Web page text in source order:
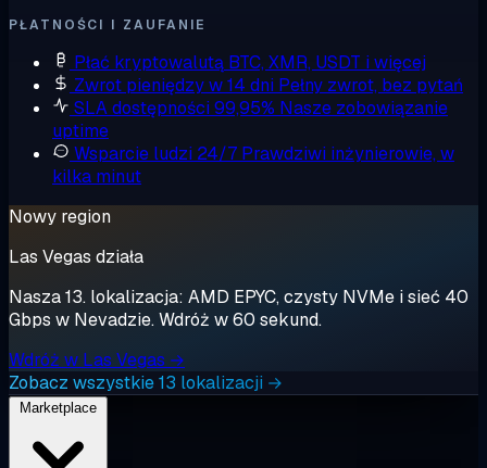
PŁATNOŚCI I ZAUFANIE
Płać kryptowalutą BTC, XMR, USDT i więcej
Zwrot pieniędzy w 14 dni Pełny zwrot, bez pytań
SLA dostępności 99,95% Nasze zobowiązanie
uptime
Wsparcie ludzi 24/7 Prawdziwi inżynierowie, w
kilka minut
Nowy region
Las Vegas działa
Nasza 13. lokalizacja: AMD EPYC, czysty NVMe i sieć 40
Gbps w Nevadzie. Wdróż w 60 sekund.
Wdróż w Las Vegas →
Zobacz wszystkie 13 lokalizacji →